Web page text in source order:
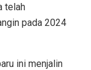
telah
pada 2024
ini menjalin